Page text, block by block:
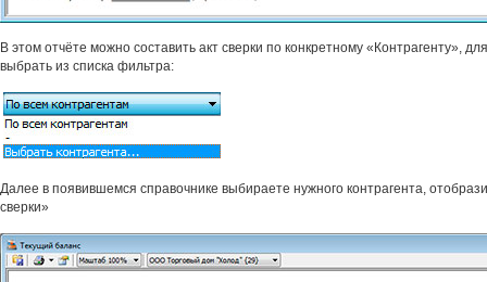
В этом отчёте можно составить акт сверки по конкретному «Контрагенту»,
выбрать из списка фильтра:
Далее в появившемся справочнике выбираете нужного контрагента,
сверки»